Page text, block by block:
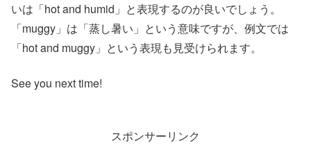
いは「hot and humid」と表現するのが良いでしょう。
「muggy」は「蒸し暑い」という意味ですが、例文では
「hot and muggy」という表現も見受けられます。
See you next time!
スポンサーリンク